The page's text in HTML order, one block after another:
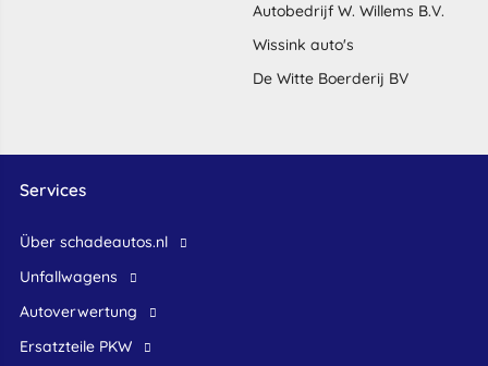
Autobedrijf W. Willems B.V.
Wissink auto's
De Witte Boerderij BV
Services
Über schadeautos.nl
Unfallwagens
Autoverwertung
Ersatzteile PKW